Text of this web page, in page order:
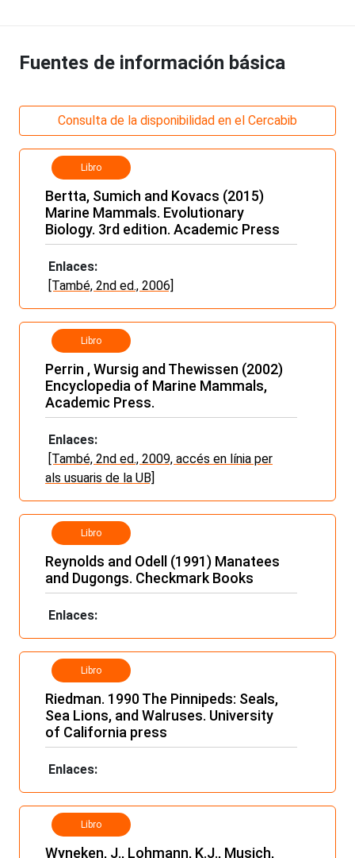
Fuentes de información básica
Consulta de la disponibilidad en el Cercabib
Libro
Bertta, Sumich and Kovacs (2015)
Marine Mammals. Evolutionary
Biology. 3rd edition. Academic Press
Enlaces:
[També, 2nd ed., 2006]
Libro
Perrin , Wursig and Thewissen (2002)
Encyclopedia of Marine Mammals,
Academic Press.
Enlaces:
[També, 2nd ed., 2009, accés en línia per
als usuaris de la UB]
Libro
Reynolds and Odell (1991) Manatees
and Dugongs. Checkmark Books
Enlaces:
Libro
Riedman. 1990 The Pinnipeds: Seals,
Sea Lions, and Walruses. University
of California press
Enlaces:
Libro
Wyneken, J., Lohmann, K.J., Musich,